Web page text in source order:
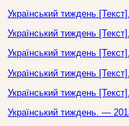
Український тиждень
Український тиждень
Український тиждень
Український тиждень
Український тиждень
Український тиждень. —